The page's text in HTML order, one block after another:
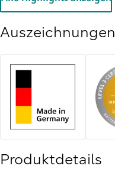
Auszeichnungen
Produktdetails